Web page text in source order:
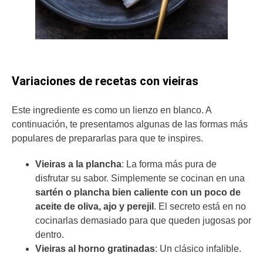
Variaciones de recetas con vieiras
Este ingrediente es como un lienzo en blanco. A
continuación, te presentamos algunas de las formas más
populares de prepararlas para que te inspires.
Vieiras a la plancha: La forma más pura de
disfrutar su sabor. Simplemente se cocinan en una
sartén o plancha bien caliente con un poco de
aceite de oliva, ajo y perejil . El secreto está en no
cocinarlas demasiado para que queden jugosas por
dentro.
Vieiras al horno gratinadas: Un clásico infalible.